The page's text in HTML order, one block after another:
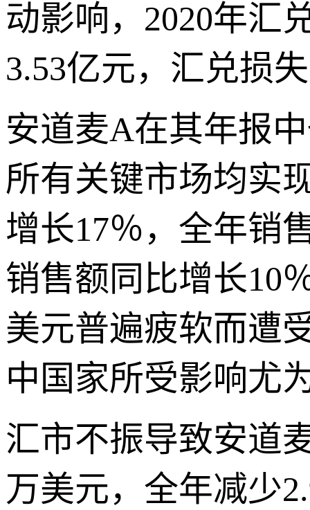
动影响，2020年汇
3.53亿元，汇兑损
安道麦A在其年报
所有关键市场均实
增长17％，全年销
销售额同比增长10
美元普遍疲软而遭
中国家所受影响尤
汇市不振导致安道
万美元，全年减少